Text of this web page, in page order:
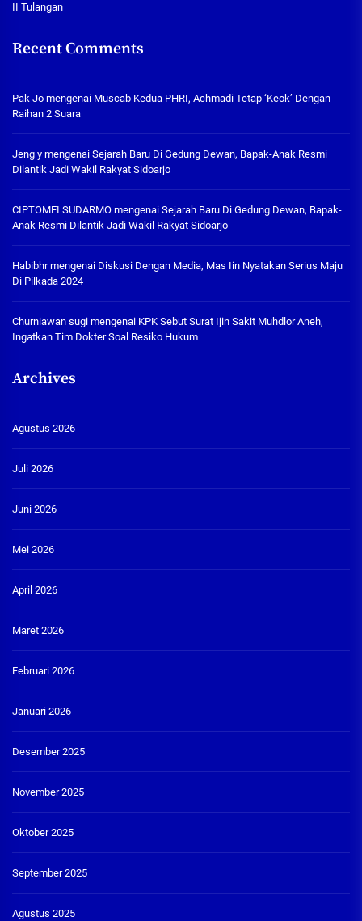
II Tulangan
Recent Comments
Pak Jo mengenai Muscab Kedua PHRI, Achmadi Tetap ‘Keok’ Dengan
Raihan 2 Suara
Jeng y mengenai Sejarah Baru Di Gedung Dewan, Bapak-Anak Resmi
Dilantik Jadi Wakil Rakyat Sidoarjo
CIPTOMEI SUDARMO mengenai Sejarah Baru Di Gedung Dewan, Bapak-
Anak Resmi Dilantik Jadi Wakil Rakyat Sidoarjo
Habibhrmengenai Diskusi Dengan Media, Mas Iin Nyatakan Serius Maju
Di Pilkada 2024
Churniawan sugi mengenai KPK Sebut Surat Ijin Sakit Muhdlor Aneh,
Ingatkan Tim Dokter Soal Resiko Hukum
Archives
Agustus 2026
Juli 2026
Juni 2026
Mei 2026
April 2026
Maret 2026
Februari 2026
Januari 2026
Desember 2025
November 2025
Oktober 2025
September 2025
Agustus 2025